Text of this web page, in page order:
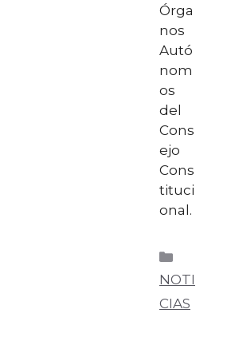
Órga
nos
Autó
nom
os
del
Cons
ejo
Cons
tituci
onal.
NOTI
CIAS